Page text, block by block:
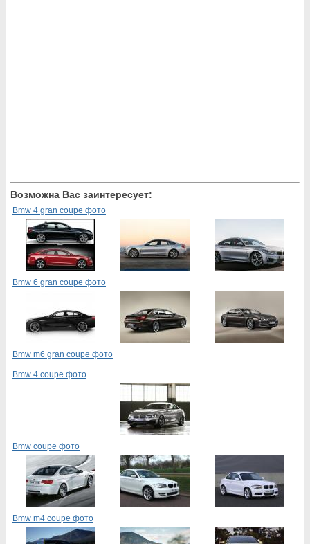
Возможна Вас заинтересует:
Bmw 4 gran coupe фото
Bmw 6 gran coupe фото
Bmw m6 gran coupe фото
Bmw 4 coupe фото
Bmw coupe фото
Bmw m4 coupe фото